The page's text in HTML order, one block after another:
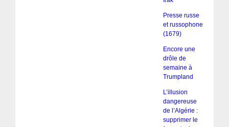
Presse russe
et russophone
(1679)
Encore une
drôle de
semaine à
Trumpland
L’illusion
dangereuse
de l’Algérie :
supprimer le